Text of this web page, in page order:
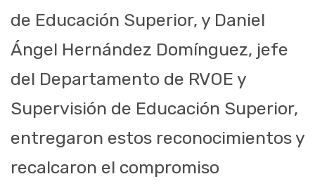
de Educación Superior, y Daniel
Ángel Hernández Domínguez, jefe
del Departamento de RVOE y
Supervisión de Educación Superior,
entregaron estos reconocimientos y
recalcaron el compromiso